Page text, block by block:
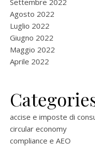
Settembre 2022
Agosto 2022
Luglio 2022
Giugno 2022
Maggio 2022
Aprile 2022
accise e imposte di
circular economy
compliance e AEO